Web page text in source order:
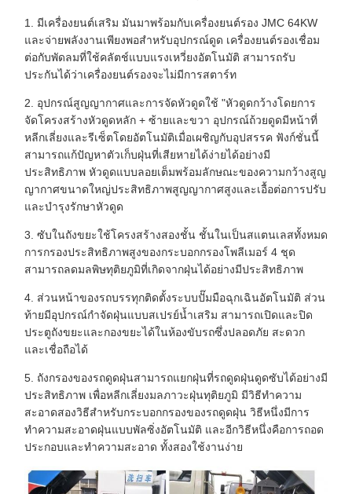
1. มีเครื่องยนต์เสริม มันมาพร้อมกับเครื่องยนต์รอง JMC 64KW
และจ่ายพลังงานเพียงพอสำหรับอุปกรณ์ดูด เครื่องยนต์รองเชื่อม
ต่อกับพัดลมที่ใช้คลัตช์แบบแรงเหวี่ยงอัตโนมัติ สามารถรับ
ประกันได้ว่าเครื่องยนต์รองจะไม่มีการสตาร์ท
2. อุปกรณ์สูญญากาศและการจัดหัวดูดใช้ "หัวดูดกว้างโดยการ
จัดโครงสร้างหัวดูดหลัก + ซ้ายและขวา อุปกรณ์ถ้วยดูดมีหน้าที่
หลีกเลี่ยงและรีเซ็ตโดยอัตโนมัติเมื่อเผชิญกับอุปสรรค ฟังก์ชั่นนี้
สามารถแก้ปัญหาตัวเก็บฝุ่นที่เสียหายได้ง่ายได้อย่างมี
ประสิทธิภาพ หัวดูดแบบลอยเต็มพร้อมลักษณะของความกว้างสูญ
ญากาศขนาดใหญ่ประสิทธิภาพสูญญากาศสูงและเอื้อต่อการปรับ
และบำรุงรักษาหัวดูด
3. ซับในถังขยะใช้โครงสร้างสองชั้น ชั้นในเป็นสแตนเลสทั้งหมด
การกรองประสิทธิภาพสูงของกระบอกกรองโพลีเมอร์ 4 ชุด
สามารถลดมลพิษทุติยภูมิที่เกิดจากฝุ่นได้อย่างมีประสิทธิภาพ
4. ส่วนหน้าของรถบรรทุกติดตั้งระบบปั๊มมือฉุกเฉินอัตโนมัติ ส่วน
ท้ายมีอุปกรณ์กำจัดฝุ่นแบบสเปรย์น้ำเสริม สามารถเปิดและปิด
ประตูถังขยะและกองขยะได้ในห้องขับรถซึ่งปลอดภัย สะดวก
และเชื่อถือได้
5. ถังกรองของรถดูดฝุ่นสามารถแยกฝุ่นที่รถดูดฝุ่นดูดซับได้อย่างมี
ประสิทธิภาพ เพื่อหลีกเลี่ยงมลภาวะฝุ่นทุติยภูมิ มีวิธีทำความ
สะอาดสองวิธีสำหรับกระบอกกรองของรถดูดฝุ่น วิธีหนึ่งมีการ
ทำความสะอาดฝุ่นแบบพัลซิ่งอัตโนมัติ และอีกวิธีหนึ่งคือการถอด
ประกอบและทำความสะอาด ทั้งสองใช้งานง่าย